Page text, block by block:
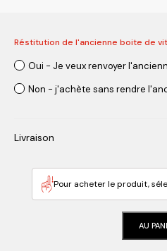
Réstitution de l'ancienne boite de
Oui - Je veux renvoyer
Non - j'achète sans rendre
Livraison
Pour acheter le produit,
AU